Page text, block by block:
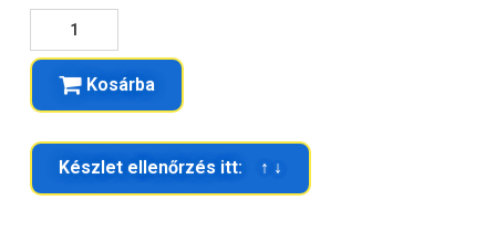
Kosárba
Készlet ellenőrzés itt: ↑ ↓